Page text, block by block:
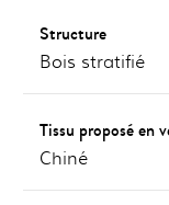
Structure
Bois stratifié
Tissu proposé en
Chiné